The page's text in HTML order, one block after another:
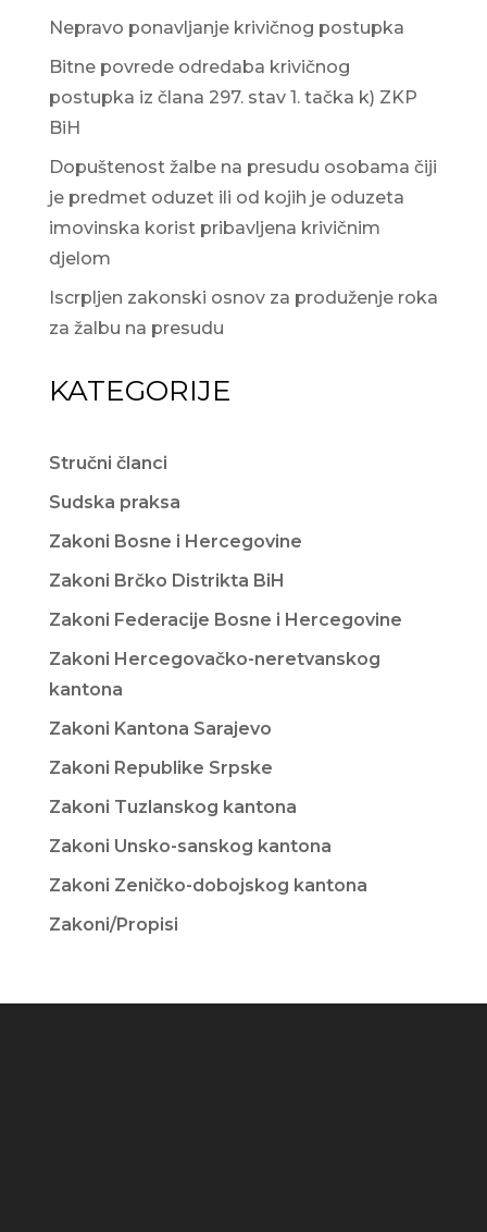
Nepravo ponavljanje krivičnog postupka
Bitne povrede odredaba krivičnog
postupka iz člana 297. stav 1. tačka k) ZKP
BiH
Dopuštenost žalbe na presudu osobama čiji
je predmet oduzet ili od kojih je oduzeta
imovinska korist pribavljena krivičnim
djelom
Iscrpljen zakonski osnov za produženje roka
za žalbu na presudu
KATEGORIJE
Stručni članci
Sudska praksa
Zakoni Bosne i Hercegovine
Zakoni Brčko Distrikta BiH
Zakoni Federacije Bosne i Hercegovine
Zakoni Hercegovačko-neretvanskog
kantona
Zakoni Kantona Sarajevo
Zakoni Republike Srpske
Zakoni Tuzlanskog kantona
Zakoni Unsko-sanskog kantona
Zakoni Zeničko-dobojskog kantona
Zakoni/Propisi